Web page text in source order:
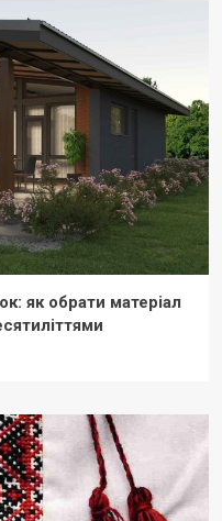
як обрати матеріал